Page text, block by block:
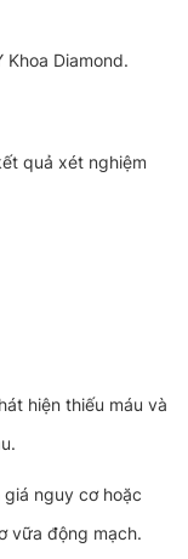
Diamond.
quả xét nghiệm
hiện thiếu máu và
nguy cơ hoặc
vữa động mạch.